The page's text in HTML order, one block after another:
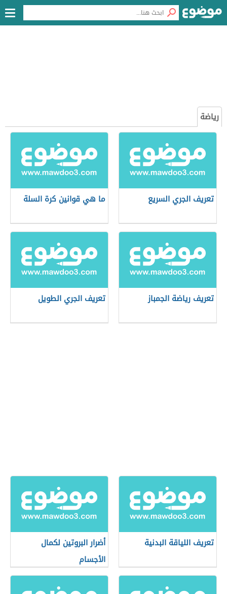
رياضة
تعريف الجري السريع ما هي قوانين كرة السلة
تعريف رياضة الجمباز تعريف الجري الطويل
تعريف اللياقة البدنية
أضرار البروتين لكمال
الأجسام